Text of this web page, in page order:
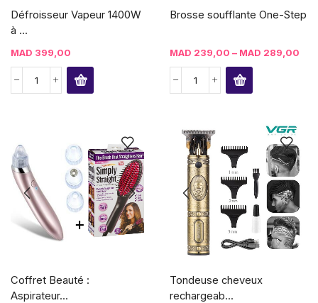
Défroisseur Vapeur 1400W
à ...
MAD 399,00
Brosse soufflante One-Step
MAD 239,00 – MAD 289,00
Coffret Beauté :
Aspirateur...
Tondeuse cheveux
rechargeab...